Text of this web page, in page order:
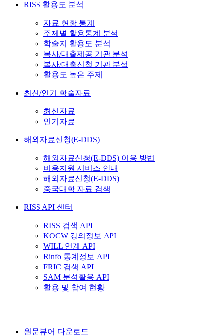
RISS 활용도 분석
자료 현황 통계
주제별 활용통계 분석
학술지 활용도 분석
복사/대출제공 기관 분석
복사/대출신청 기관 분석
활용도 높은 주제
최신/인기 학술자료
최신자료
인기자료
해외자료신청(E-DDS)
해외자료신청(E-DDS) 이용 방법
비용지원 서비스 안내
해외자료신청(E-DDS)
중국대학 자료 검색
RISS API 센터
RISS 검색 API
KOCW 강의정보 API
WILL 연계 API
Rinfo 통계정보 API
FRIC 검색 API
SAM 분석활용 API
활용 및 참여 현황
원문뷰어 다운로드